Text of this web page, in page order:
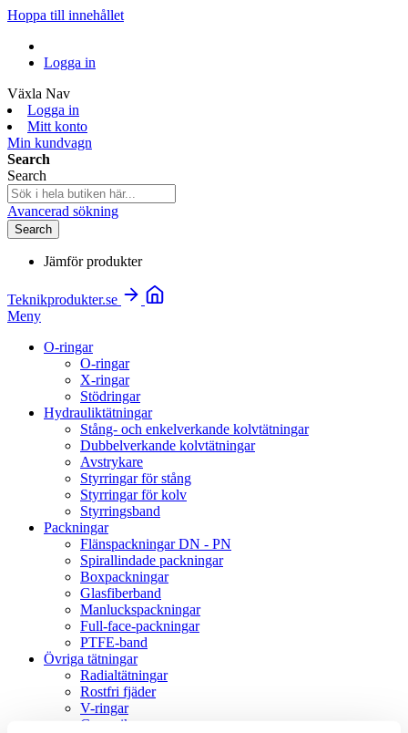
Hoppa till innehållet
Logga in
Växla Nav
Logga in
Mitt konto
Min kundvagn
Search
Search
Avancerad sökning
Search
Jämför produkter
Teknikprodukter.se
Meny
O-ringar
O-ringar
X-ringar
Stödringar
Hydrauliktätningar
Stång- och enkelverkande kolvtätningar
Dubbelverkande kolvtätningar
Avstrykare
Styrringar för stång
Styrringar för kolv
Styrringsband
Packningar
Flänspackningar DN - PN
Spirallindade packningar
Boxpackningar
Glasfiberband
Manluckspackningar
Full-face-packningar
PTFE-band
Övriga tätningar
Radialtätningar
Rostfri fjäder
V-ringar
Gummikragar